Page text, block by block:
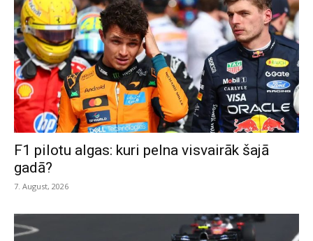
F1 pilotu algas: kuri pelna visvairāk šajā
gadā?
7. August, 2026